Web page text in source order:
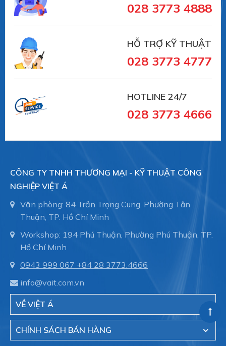
- Lĩnh vực đường ống xử lý nước thải, đường cống
ngầm.
- Đóng tàu, ống dẫn trong thân tàu, bảo trì đường
ống.
Việt Á hiện là đại diện cũa hãng Straub - Thụy sĩ
CÔNG TY TNHH THƯƠNG MẠI - KỸ THUẬT
CÔNG NGHIỆP VIỆT Á
Hotline:028.3773.4666
028 3773 4888
HỖ TRỢ KỸ THUẬT
028 3773 4777
HOTLINE 24/7
028 3773 4666
CÔNG TY TNHH THƯƠNG MẠI - KỸ THUẬT CÔNG
NGHIỆP VIỆT Á
Văn phòng: 84 Trần Trọng Cung, Phường Tân
Thuận, TP. Hồ Chí Minh
Workshop: 194 Phú Thuận, Phường Phú Thuận, TP.
Hồ Chí Minh
0943 999 067 +84 28 3773.4666
info@vait.com.vn
VỀ VIỆT Á
CHÍNH SÁCH BÁN HÀNG